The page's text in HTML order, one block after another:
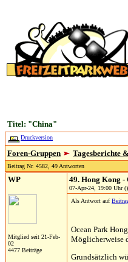
Titel: "China"
Druckversion
Foren-Gruppen Tagesberichte
Beitrag Nr. 4582, 49 Antworten
WP
Mitglied seit 21-Feb-
02
4477 Beiträge
49. Hong Kong -
07-Apr-24, 19:00 Uhr ()
Als Antwort auf
Ocean Park
Möglicherweise
Grundsätzlich